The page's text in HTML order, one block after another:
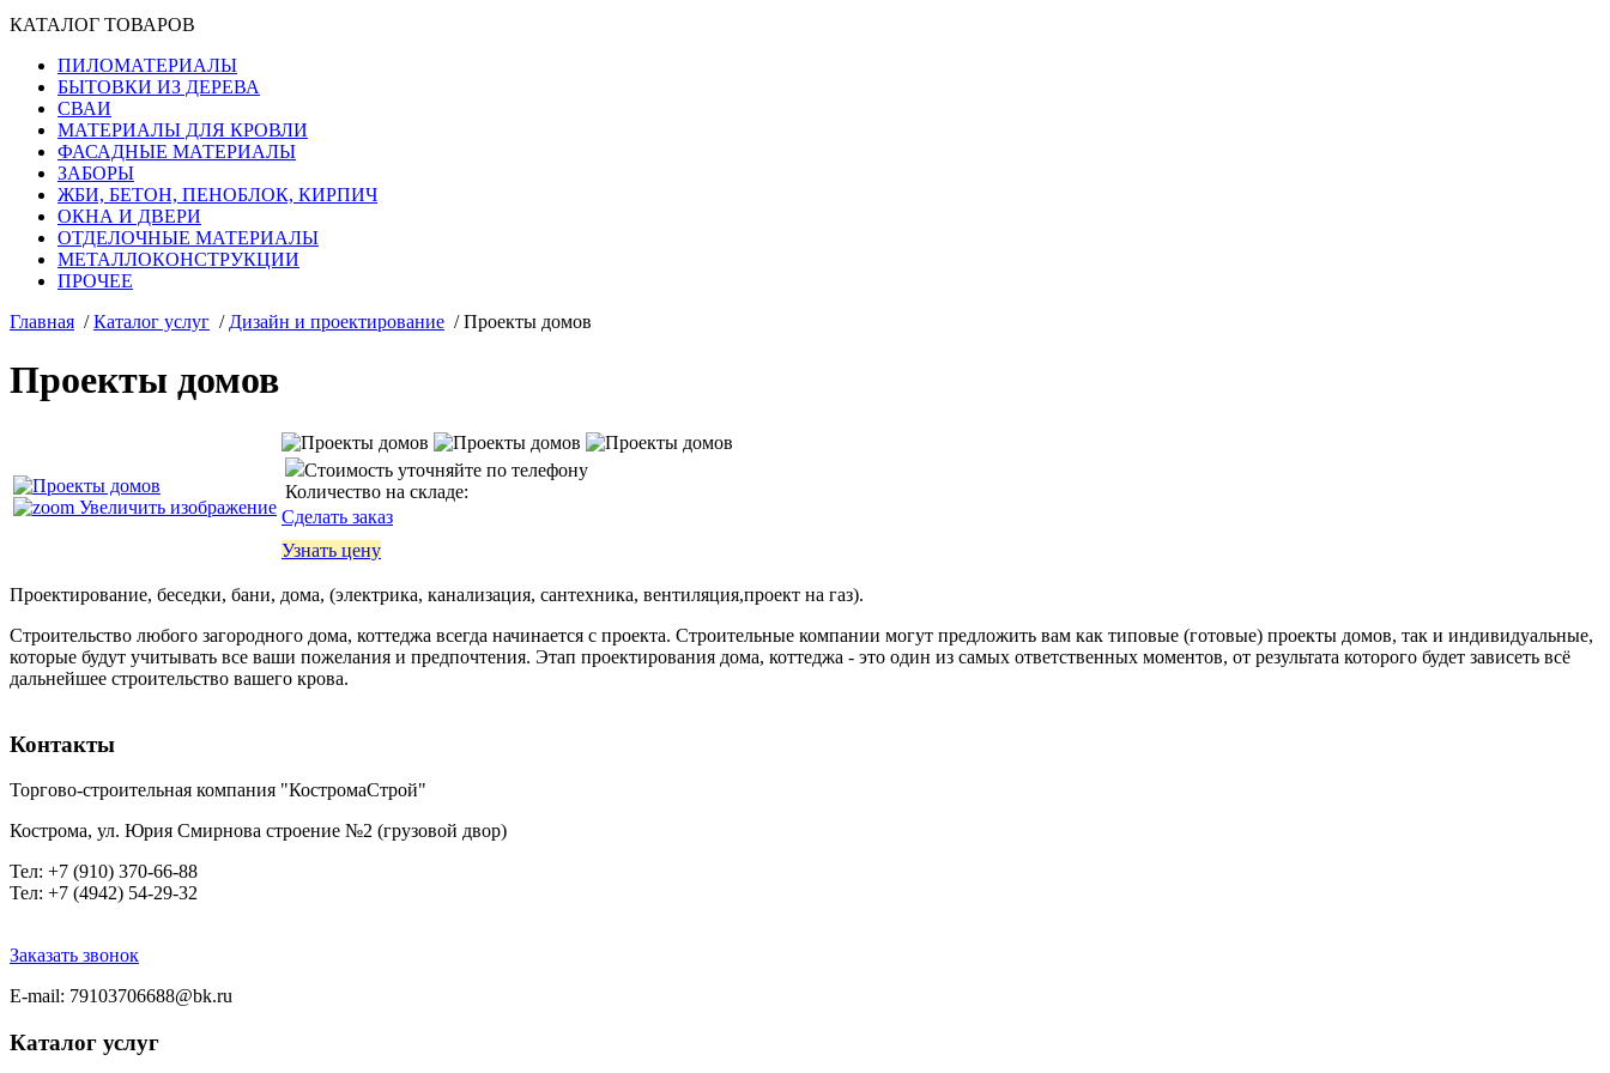
КАТАЛОГ ТОВАРОВ
ПИЛОМАТЕРИАЛЫ
БЫТОВКИ ИЗ ДЕРЕВА
СВАИ
МАТЕРИАЛЫ ДЛЯ КРОВЛИ
ФАСАДНЫЕ МАТЕРИАЛЫ
ЗАБОРЫ
ЖБИ, БЕТОН, ПЕНОБЛОК, КИРПИЧ
ОКНА И ДВЕРИ
ОТДЕЛОЧНЫЕ МАТЕРИАЛЫ
МЕТАЛЛОКОНСТРУКЦИИ
ПРОЧЕЕ
Главная /Каталог услуг / Дизайн и проектирование /Проекты домов
Проекты домов
Увеличить изображение
Стоимость уточняйте по телефону
Количество на складе:
Сделать заказ
Узнать цену
Проектирование, беседки, бани, дома, (электрика, канализация, сантехника, вентиляция,проект на газ).
Строительство любого загородного дома, коттеджа всегда начинается с проекта. Строительные компании могут предложить вам как типовые (готовые) проекты домов, так и индивидуальные,
которые будут учитывать все ваши пожелания и предпочтения. Этап проектирования дома, коттеджа - это один из самых ответственных моментов, от результата которого будет зависеть всё
дальнейшее строительство вашего крова.
Контакты
Торгово-строительная компания "КостромаСтрой"
Кострома, ул. Юрия Смирнова строение №2 (грузовой двор)
Тел: +7 (910) 370-66-88
Тел: +7 (4942) 54-29-32
Заказать звонок
E-mail: 79103706688@bk.ru
Каталог услуг